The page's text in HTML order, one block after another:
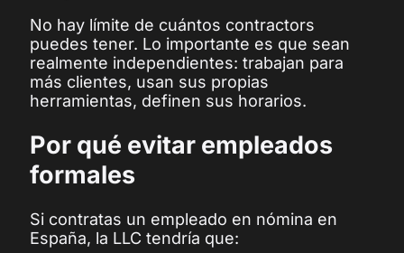
No hay límite de cuántos contractors
puedes tener. Lo importante es que sean
realmente independientes: trabajan para
más clientes, usan sus propias
herramientas, definen sus horarios.
Por qué evitar empleados
formales
Si contratas un empleado en nómina en
España, la LLC tendría que: